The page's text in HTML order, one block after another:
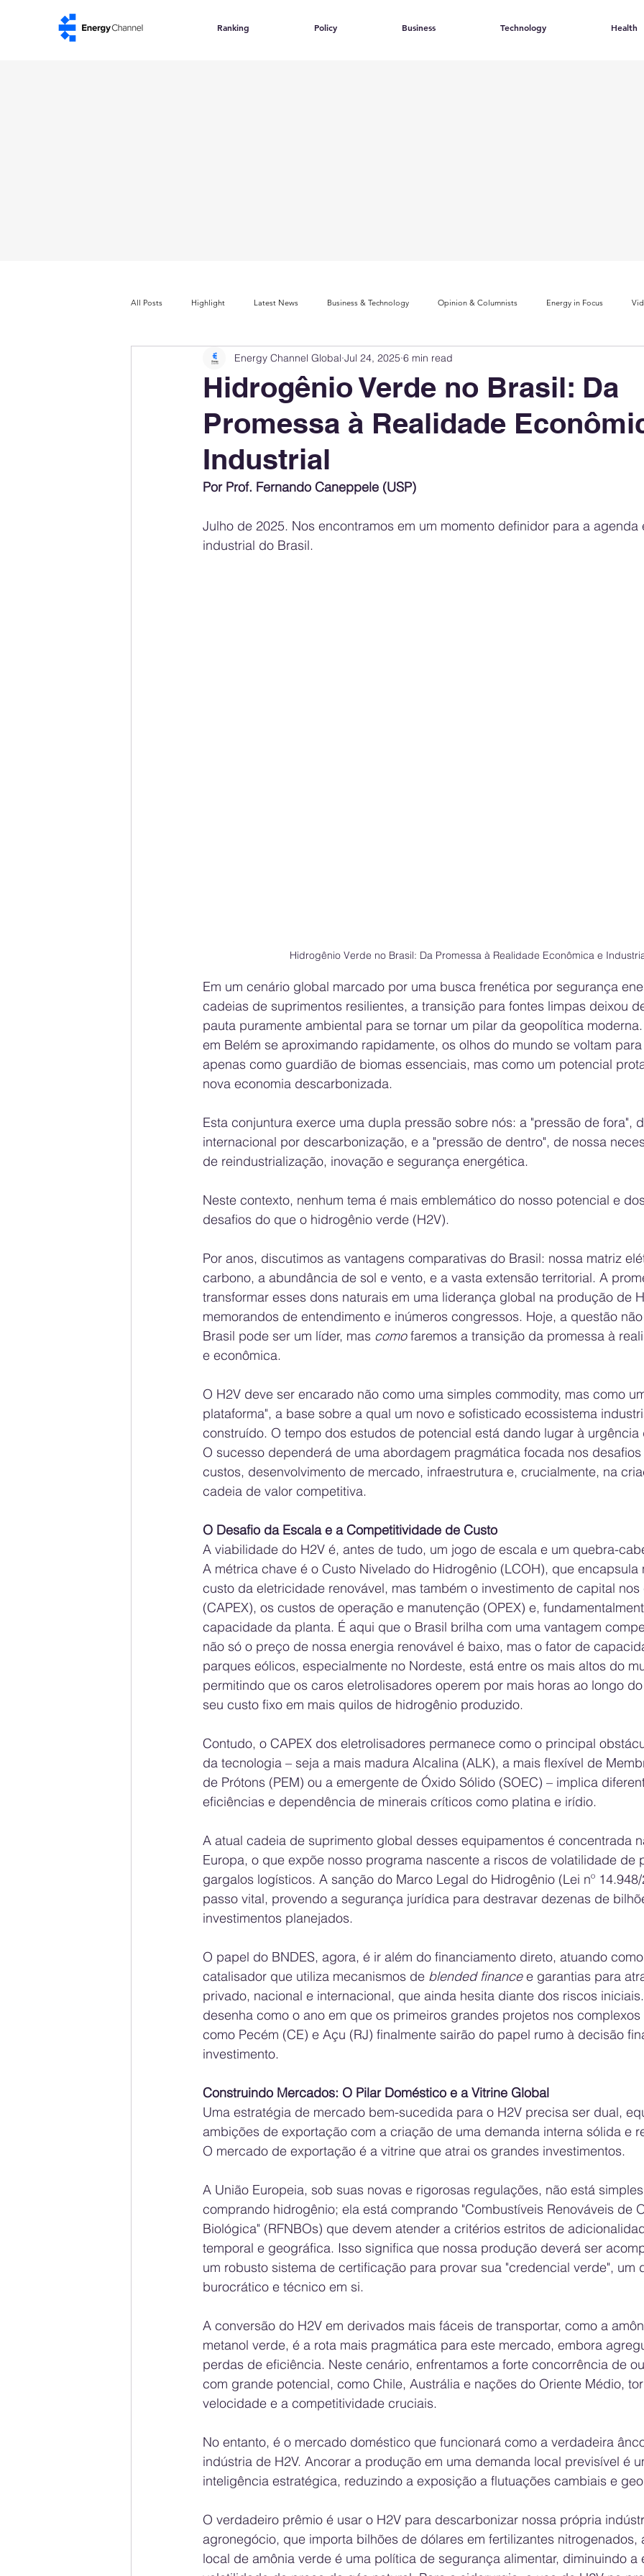
Ranking Policy Business Technology Health
All Posts Highlight Latest News Business & Technology Opinion & Columnists Energy in Focus
Company Rankings Market Leaders Innovation Index Sustainability & ESG Index
Energy Storage Ranking United States Policy Public Policy Energy Policy Brand Perception
Financial Markets Companies Corporate Strategy
Hidrogênio Verde no Brasil: Da
Promessa à Realidade
Industrial
Energy Channel Global Jul 24, 2025 6 min read
Por Prof. Fernando Caneppele (USP)
Julho de 2025. Nos encontramos em um momento definidor para a
industrial do Brasil.
Hidrogênio Verde no Brasil: Da Promessa à Realidade Econômica e
Em um cenário global marcado por uma busca frenética por segurança
cadeias de suprimentos resilientes, a transição para fontes limpas deixou
pauta puramente ambiental para se tornar um pilar da geopolítica
em Belém se aproximando rapidamente, os olhos do mundo se voltam
apenas como guardião de biomas essenciais, mas como um potencial
nova economia descarbonizada.
Esta conjuntura exerce uma dupla pressão sobre nós: a "pressão de fora",
internacional por descarbonização, e a "pressão de dentro", de nossa
de reindustrialização, inovação e segurança energética.
Neste contexto, nenhum tema é mais emblemático do nosso potencial e
desafios do que o hidrogênio verde (H2V).
Por anos, discutimos as vantagens comparativas do Brasil: nossa matriz
carbono, a abundância de sol e vento, e a vasta extensão territorial. A
transformar esses dons naturais em uma liderança global na produção de
memorandos de entendimento e inúmeros congressos. Hoje, a questão
Brasil pode ser um líder, mas como faremos a transição da promessa à
e econômica.
O H2V deve ser encarado não como uma simples commodity, mas como
plataforma", a base sobre a qual um novo e sofisticado ecossistema
construído. O tempo dos estudos de potencial está dando lugar à
O sucesso dependerá de uma abordagem pragmática focada nos
custos, desenvolvimento de mercado, infraestrutura e, crucialmente, na
cadeia de valor competitiva.
O Desafio da Escala e a Competitividade de Custo
A viabilidade do H2V é, antes de tudo, um jogo de escala e um quebra-
A métrica chave é o Custo Nivelado do Hidrogênio (LCOH), que
custo da eletricidade renovável, mas também o investimento de capital
(CAPEX), os custos de operação e manutenção (OPEX) e,
capacidade da planta. É aqui que o Brasil brilha com uma vantagem
não só o preço de nossa energia renovável é baixo, mas o fator de
parques eólicos, especialmente no Nordeste, está entre os mais altos do
permitindo que os caros eletrolisadores operem por mais horas ao longo
seu custo fixo em mais quilos de hidrogênio produzido.
Contudo, o CAPEX dos eletrolisadores permanece como o principal
da tecnologia – seja a mais madura Alcalina (ALK), a mais flexível de
de Prótons (PEM) ou a emergente de Óxido Sólido (SOEC) – implica
eficiências e dependência de minerais críticos como platina e irídio.
A atual cadeia de suprimento global desses equipamentos é concentrada
Europa, o que expõe nosso programa nascente a riscos de volatilidade de
gargalos logísticos. A sanção do Marco Legal do Hidrogênio (Lei nº
passo vital, provendo a segurança jurídica para destravar dezenas de
investimentos planejados.
O papel do BNDES, agora, é ir além do financiamento direto, atuando
catalisador que utiliza mecanismos de blended finance e garantias para
privado, nacional e internacional, que ainda hesita diante dos riscos
desenha como o ano em que os primeiros grandes projetos nos
como Pecém (CE) e Açu (RJ) finalmente sairão do papel rumo à decisão
investimento.
Construindo Mercados: O Pilar Doméstico e a Vitrine Global
Uma estratégia de mercado bem-sucedida para o H2V precisa ser dual,
ambições de exportação com a criação de uma demanda interna sólida e
O mercado de exportação é a vitrine que atrai os grandes investimentos.
A União Europeia, sob suas novas e rigorosas regulações, não está
comprando hidrogênio; ela está comprando "Combustíveis Renováveis de
Biológica" (RFNBOs) que devem atender a critérios estritos de
temporal e geográfica. Isso significa que nossa produção deverá ser
um robusto sistema de certificação para provar sua "credencial verde", um
burocrático e técnico em si.
A conversão do H2V em derivados mais fáceis de transportar, como a
metanol verde, é a rota mais pragmática para este mercado, embora
perdas de eficiência. Neste cenário, enfrentamos a forte concorrência de
com grande potencial, como Chile, Austrália e nações do Oriente Médio,
velocidade e a competitividade cruciais.
No entanto, é o mercado doméstico que funcionará como a verdadeira
indústria de H2V. Ancorar a produção em uma demanda local previsível é
inteligência estratégica, reduzindo a exposição a flutuações cambiais e
O verdadeiro prêmio é usar o H2V para descarbonizar nossa própria
agronegócio, que importa bilhões de dólares em fertilizantes
local de amônia verde é uma política de segurança alimentar, diminuindo